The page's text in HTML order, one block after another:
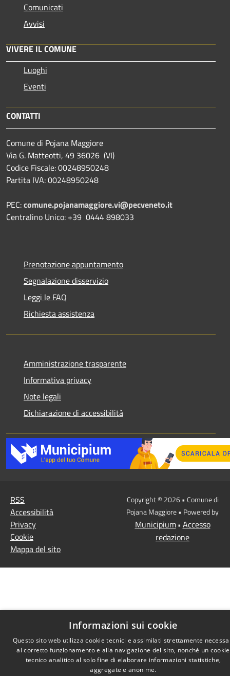
Comunicati
Avvisi
VIVERE IL COMUNE
Luoghi
Eventi
CONTATTI
Comune di Pojana Maggiore
Via G. Matteotti, 49 36026 (VI)
Codice Fiscale: 00248950248
Partita IVA: 00248950248
PEC:comune.pojanamaggiore.vi@pecveneto.it
Centralino Unico: +39 0444 898033
Prenotazione appuntamento
Segnalazione disservizio
Leggi le FAQ
Richiesta assistenza
Amministrazione trasparente
Informativa privacy
Note legali
Dichiarazione di accessibilità
RSS
Accessibilità
Privacy
Cookie
Mappa del sito
Copyright © 2026 • Comune di
Pojana Maggiore • Powered by
Municipium• Accesso
redazione
Informazioni sui cookie
Questo sito web utilizza cookie tecnici e assimilati strettamente
al corretto funzionamento e alla navigazione del sito, nonché un cookie
tecnico analitico al solo fine di elaborare informazioni statistiche,
aggregate e anonime.